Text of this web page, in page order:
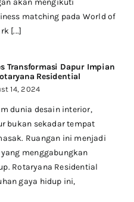
akan mengikuti
matching pada World of
[...]
Transformasi Dapur Impian
Residential
14, 2024
dunia desain interior,
bukan sekadar tempat
Ruangan ini menjadi
menggabungkan
Rotaryana Residential
gaya hidup ini,